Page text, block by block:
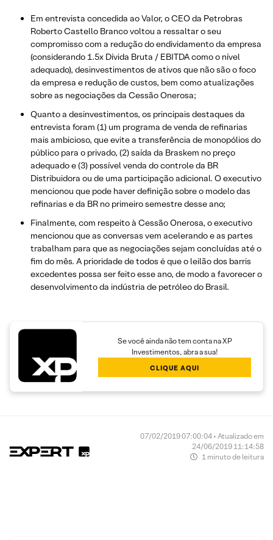
Em entrevista concedida ao Valor, o CEO da Petrobras
Roberto Castello Branco voltou a ressaltar o seu
compromisso com a redução do endividamento da empresa
(considerando 1.5x Dívida Bruta / EBITDA como o nível
adequado), desinvestimentos de ativos que não são o foco
da empresa e redução de custos, bem como atualizações
sobre as negociações da Cessão Onerosa;
Quanto a desinvestimentos, os principais destaques da
entrevista foram (1) um programa de venda de refinarias
mais ambicioso, que evite a transferência de monopólios do
público para o privado, (2) saída da Braskem no preço
adequado e (3) possível venda do controle da BR
Distribuidora ou de uma participação adicional. O executivo
mencionou que pode haver definição sobre o modelo das
refinarias e da BR no primeiro semestre desse ano;
Finalmente, com respeito à Cessão Onerosa, o executivo
mencionou que as conversas vem acelerando e as partes
trabalham para que as negociações sejam concluídas até o
fim do mês. A prioridade de todos é que o leilão dos barris
excedentes possa ser feito esse ano, de modo a favorecer o
desenvolvimento da indústria de petróleo do Brasil.
Se você ainda não tem conta na XP
Investimentos, abra a sua!
CLIQUE AQUI
07/02/2019 07:00:04 • Atualizado em
24/06/2019 11:14:58
1 minuto de leitura